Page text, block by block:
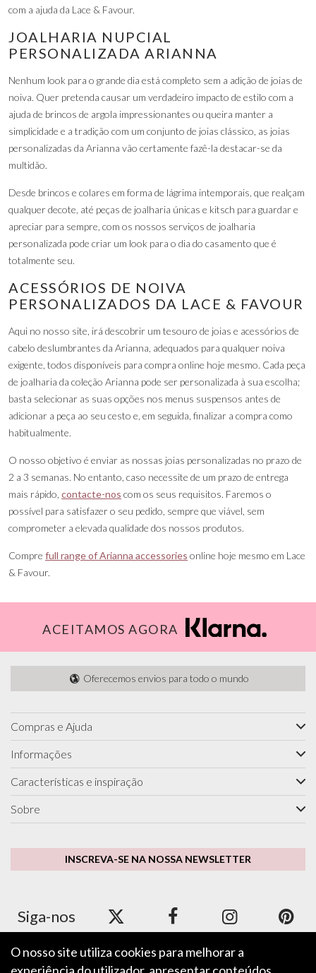
com a ajuda da Lace & Favour.
JOALHARIA NUPCIAL
PERSONALIZADA ARIANNA
Nenhum look para o grande dia está completo sem a adição de joias de
noiva. Quer pretenda causar um verdadeiro impacto de estilo com a
ajuda de brincos de argola impressionantes ou queira manter a
simplicidade e a tradição com um conjunto de joias clássico, as joias
personalizadas da Arianna vão certamente fazê-la destacar-se da
multidão.
Desde brincos e colares em forma de lágrima intemporais, que realçam
qualquer decote, até peças de joalharia únicas e kitsch para guardar e
apreciar para sempre, com os nossos serviços de joalharia
personalizada pode criar um look para o dia do casamento que é
totalmente seu.
ACESSÓRIOS DE NOIVA
PERSONALIZADOS DA LACE & FAVOUR
Aqui no nosso site, irá descobrir um tesouro de joias e acessórios de
cabelo deslumbrantes da Arianna, adequados para qualquer noiva
exigente, todos disponíveis para compra online hoje mesmo. Cada peça
de joalharia da coleção Arianna pode ser personalizada à sua escolha;
basta selecionar as suas opções nos menus suspensos antes de
adicionar a peça ao seu cesto e, em seguida, finalizar a compra como
habitualmente.
O nosso objetivo é enviar as nossas joias personalizadas no prazo de
2 a 3 semanas. No entanto, caso necessite de um prazo de entrega
mais rápido, contacte-nos com os seus requisitos. Faremos o
possível para satisfazer o seu pedido, sempre que viável, sem
comprometer a elevada qualidade dos nossos produtos.
Compre full range of Arianna accessories online hoje mesmo em Lace
& Favour.
ACEITAMOS AGORA
Oferecemos envios para todo o mundo
Compras e Ajuda
Informações
Características e inspiração
Sobre
INSCREVA-SE NA NOSSA NEWSLETTER
Siga-nos
Aceitamos Apple Pay, Google Pay, PayPal e cartões de
O nosso site utiliza cookies para melhorar a